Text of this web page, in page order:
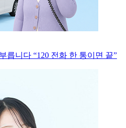
릅니다 “120 전화 한 통이면 끝”